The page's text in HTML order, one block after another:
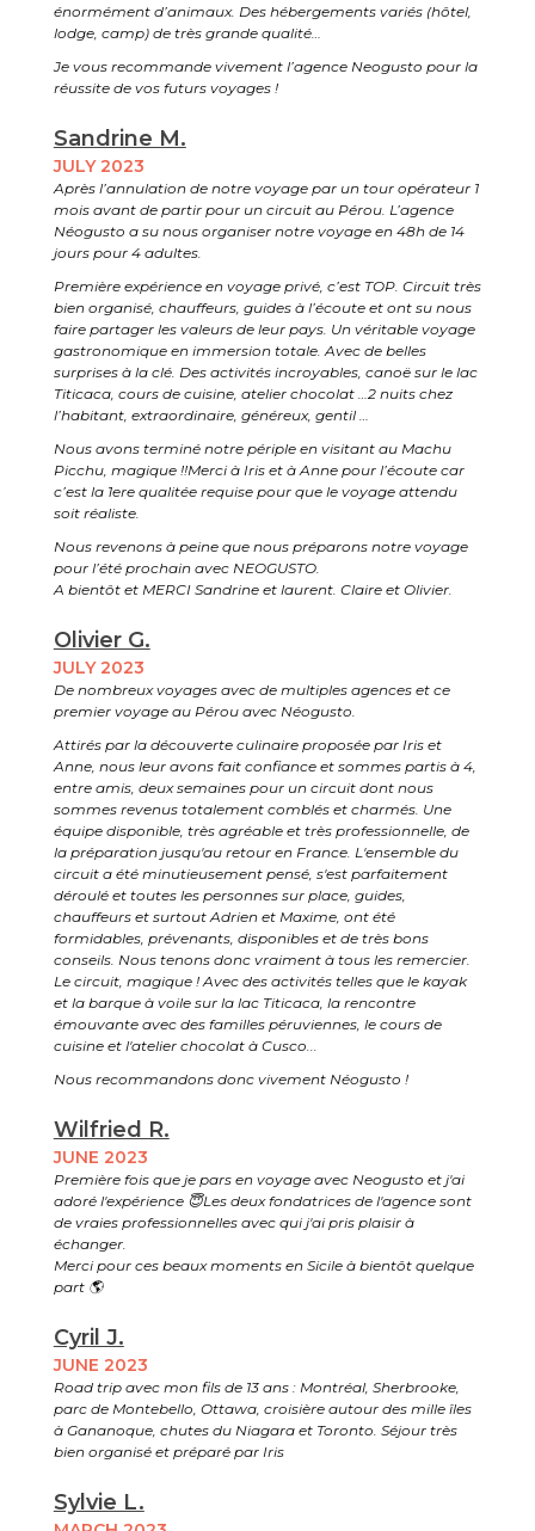
énormément d’animaux. Des hébergements variés (hôtel,
lodge, camp) de très grande qualité…
Je vous recommande vivement l’agence Neogusto pour la
réussite de vos futurs voyages !
Sandrine M.
JULY 2023
Après l’annulation de notre voyage par un tour opérateur 1
mois avant de partir pour un circuit au Pérou. L’agence
Néogusto a su nous organiser notre voyage en 48h de 14
jours pour 4 adultes.
Première expérience en voyage privé, c’est TOP. Circuit très
bien organisé, chauffeurs, guides à l’écoute et ont su nous
faire partager les valeurs de leur pays. Un véritable voyage
gastronomique en immersion totale. Avec de belles
surprises à la clé. Des activités incroyables, canoë sur le lac
Titicaca, cours de cuisine, atelier chocolat …2 nuits chez
l’habitant, extraordinaire, généreux, gentil …
Nous avons terminé notre périple en visitant au Machu
Picchu, magique !!Merci à Iris et à Anne pour l’écoute car
c’est la 1ere qualitée requise pour que le voyage attendu
soit réaliste.
Nous revenons à peine que nous préparons notre voyage
pour l’été prochain avec NEOGUSTO.
A bientôt et MERCI Sandrine et laurent. Claire et Olivier.
Olivier G.
JULY 2023
De nombreux voyages avec de multiples agences et ce
premier voyage au Pérou avec Néogusto.
Attirés par la découverte culinaire proposée par Iris et
Anne, nous leur avons fait confiance et sommes partis à 4,
entre amis, deux semaines pour un circuit dont nous
sommes revenus totalement comblés et charmés. Une
équipe disponible, très agréable et très professionnelle, de
la préparation jusqu'au retour en France. L'ensemble du
circuit a été minutieusement pensé, s'est parfaitement
déroulé et toutes les personnes sur place, guides,
chauffeurs et surtout Adrien et Maxime, ont été
formidables, prévenants, disponibles et de très bons
conseils. Nous tenons donc vraiment à tous les remercier.
Le circuit, magique ! Avec des activités telles que le kayak
et la barque à voile sur la lac Titicaca, la rencontre
émouvante avec des familles péruviennes, le cours de
cuisine et l'atelier chocolat à Cusco...
Nous recommandons donc vivement Néogusto !
Wilfried R.
JUNE 2023
Première fois que je pars en voyage avec Neogusto et j'ai
adoré l'expérience 😇Les deux fondatrices de l'agence sont
de vraies professionnelles avec qui j'ai pris plaisir à
échanger.
Merci pour ces beaux moments en Sicile à bientôt quelque
part 🌎
Cyril J.
JUNE 2023
Road trip avec mon fils de 13 ans : Montréal, Sherbrooke,
parc de Montebello, Ottawa, croisière autour des mille îles
à Gananoque, chutes du Niagara et Toronto. Séjour très
bien organisé et préparé par Iris
Sylvie L.